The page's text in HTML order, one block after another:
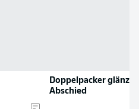
Doppelpacker glänzt
Abschied